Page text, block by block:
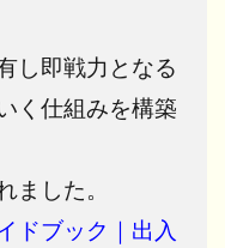
し即戦力となる
く仕組みを構築
ました。
ドブック｜出入